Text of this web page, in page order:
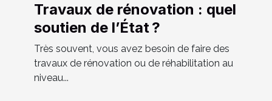
Travaux de rénovation : quel
soutien de l’État ?
Très souvent, vous avez besoin de faire des
travaux de rénovation ou de réhabilitation au
niveau...